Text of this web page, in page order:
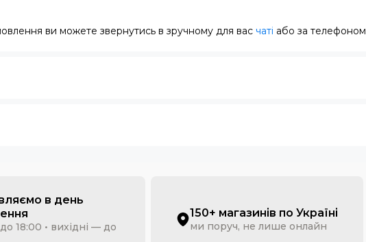
ви можете звернутись в зручному для вас чаті або за телефоном
в день
18:00 • вихідні — до
150+ магазинів по Україні
ми поруч, не лише онлайн